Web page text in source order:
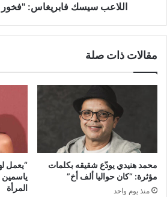
اللاعب سيسك فابريغاس: "فخور
مقالات ذات صلة
محمد هنيدي يودّع شقيقه بكلمات
مؤثرة: “كان حواليا ألف أخ”
منذ يوم واحد
“يعمل
المرأة